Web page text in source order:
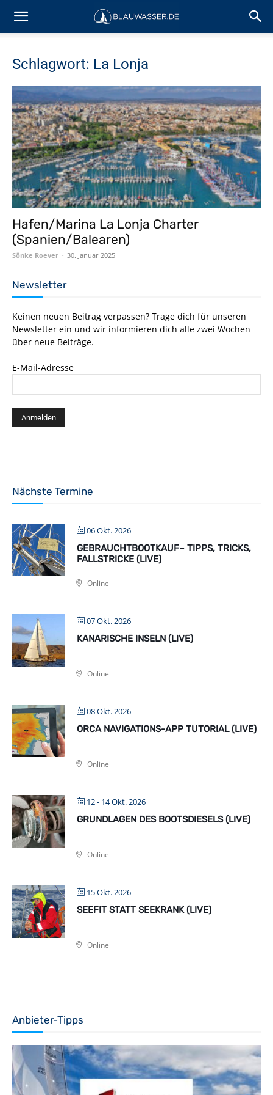
Schlagwort: La Lonja
Hafen/Marina La Lonja Charter
(Spanien/Balearen)
Sönke Roever - 30. Januar 2025
Newsletter
Keinen neuen Beitrag verpassen? Trage dich für unseren
Newsletter ein und wir informieren dich alle zwei Wochen
über neue Beiträge.
E-Mail-Adresse
Nächste Termine
06 Okt. 2026
GEBRAUCHTBOOTKAUF– TIPPS, TRICKS,
FALLSTRICKE (LIVE)
Online
07 Okt. 2026
KANARISCHE INSELN (LIVE)
Online
08 Okt. 2026
ORCA NAVIGATIONS-APP TUTORIAL (LIVE)
Online
12 - 14 Okt. 2026
GRUNDLAGEN DES BOOTSDIESELS (LIVE)
Online
15 Okt. 2026
SEEFIT STATT SEEKRANK (LIVE)
Online
Anbieter-Tipps